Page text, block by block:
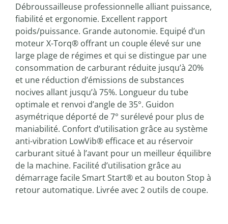
Débroussailleuse professionnelle alliant puissance,
fiabilité et ergonomie. Excellent rapport
poids/puissance. Grande autonomie. Equipé d’un
moteur X-Torq® offrant un couple élevé sur une
large plage de régimes et qui se distingue par une
consommation de carburant réduite jusqu’à 20%
et une réduction d’émissions de substances
nocives allant jusqu’à 75%. Longueur du tube
optimale et renvoi d’angle de 35°. Guidon
asymétrique déporté de 7° surélevé pour plus de
maniabilité. Confort d’utilisation grâce au système
anti-vibration LowVib® efficace et au réservoir
carburant situé à l’avant pour un meilleur équilibre
de la machine. Facilité d’utilisation grâce au
démarrage facile Smart Start® et au bouton Stop à
retour automatique. Livrée avec 2 outils de coupe.